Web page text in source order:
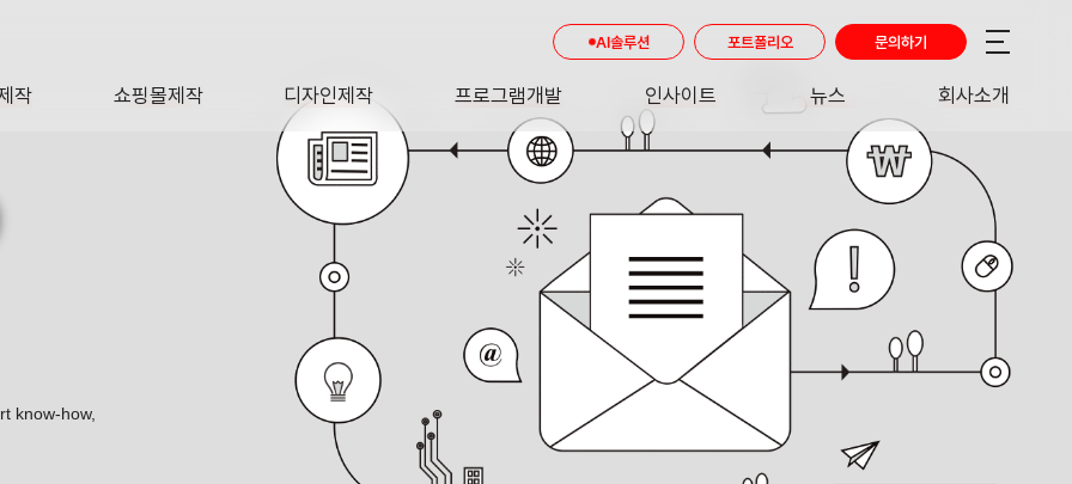
작 쇼핑몰제작 디자인제작
DESIGN
프로그램개발
SOFTWARE
인사이트
INSIGHT
뉴스
NEWS
회사소개
AI솔루션 포트폴리오 문의하기
know-how,